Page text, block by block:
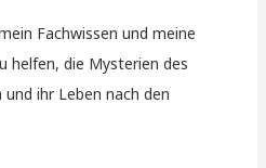
Fachwissen und meine
helfen, die Mysterien des
ihr Leben nach den